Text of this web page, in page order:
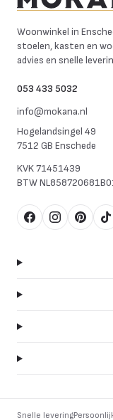
Woonwinkel in
stoelen, kasten en
advies en snelle
053 433 5032
info@mokana.nl
Hogelandsingel 49
7512 GB Enschede
KVK71451439
BTW
FacebookInstagram
Snelle levering